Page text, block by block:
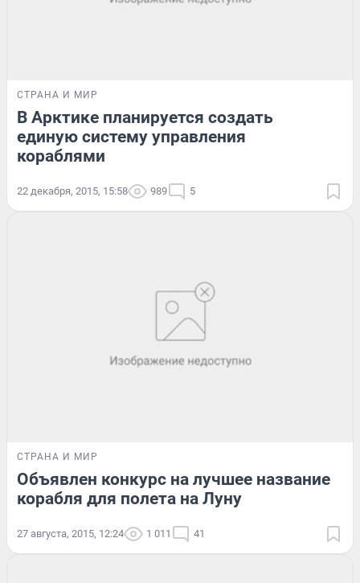
СТРАНА И МИР
В Арктике планируется создать
единую систему управления
кораблями
22 декабря, 2015, 15:58 989 5
СТРАНА И МИР
Объявлен конкурс на лучшее название
корабля для полета на Луну
27 августа, 2015, 12:24 1 011 41